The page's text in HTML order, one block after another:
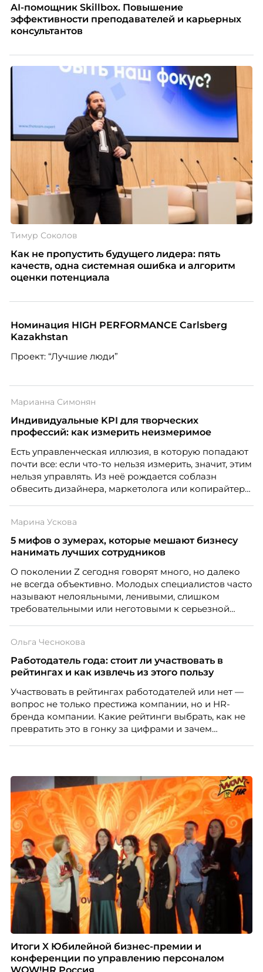
AI-помощник Skillbox. Повышение
эффективности преподавателей и карьерных
консультантов
Тимур Соколов
Как не пропустить будущего лидера: пять
качеств, одна системная ошибка и алгоритм
оценки потенциала
Номинация HIGH PERFORMANCE Carlsberg
Kazakhstan
Проект: “Лучшие люди”
Марианна Симонян
Индивидуальные KPI для творческих
профессий: как измерить неизмеримое
Есть управленческая иллюзия, в которую попадают
почти все: если что-то нельзя измерить, значит, этим
нельзя управлять. Из неё рождается соблазн
обвесить дизайнера, маркетолога или копирайтера
Проблема в том, что так мы измеряем не ценность,
а движение. А творческая работа — это тот редкий
случай, где движение и результат могут не
Марина Ускова
5 мифов о зумерах, которые мешают бизнесу
нанимать лучших сотрудников
О поколении Z сегодня говорят много, но далеко
не всегда объективно. Молодых специалистов часто
называют нелояльными, ленивыми, слишком
требовательными или неготовыми к серьезной
кадровых ошибок. В этой статье Марина Ускова,
руководитель отдела подбора персонала
рекрутинговой компании, разбирает самые
почему устаревшие представления мешают
бизнесу находить и удерживать сильных
сотрудников.
Ольга Чеснокова
Работодатель года: стоит ли участвовать в
рейтингах и как извлечь из этого пользу
Участвовать в рейтингах работодателей или нет —
вопрос не только престижа компании, но и HR-
бренда компании. Какие рейтинги выбрать, как не
превратить это в гонку за цифрами и зачем
Итоги X Юбилейной бизнес-премии и
конференции по управлению персоналом